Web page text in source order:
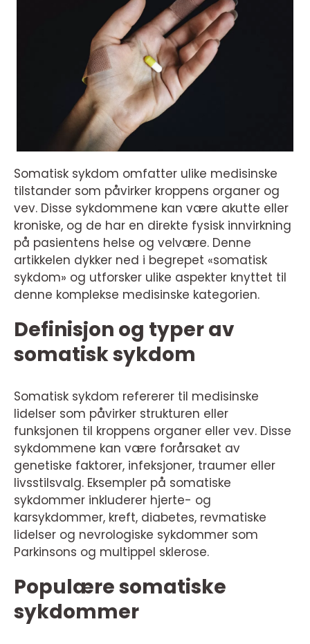
Somatisk sykdom omfatter ulike medisinske
tilstander som påvirker kroppens organer og
vev. Disse sykdommene kan være akutte eller
kroniske, og de har en direkte fysisk innvirkning
på pasientens helse og velvære. Denne
artikkelen dykker ned i begrepet «somatisk
sykdom» og utforsker ulike aspekter knyttet til
denne komplekse medisinske kategorien.
Definisjon og typer av
somatisk sykdom
Somatisk sykdom refererer til medisinske
lidelser som påvirker strukturen eller
funksjonen til kroppens organer eller vev. Disse
sykdommene kan være forårsaket av
genetiske faktorer, infeksjoner, traumer eller
livsstilsvalg. Eksempler på somatiske
sykdommer inkluderer hjerte- og
karsykdommer, kreft, diabetes, revmatiske
lidelser og nevrologiske sykdommer som
Parkinsons og multippel sklerose.
Populære somatiske
sykdommer